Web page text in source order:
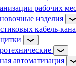
рабочих
изделия
кабель-
автоматизация